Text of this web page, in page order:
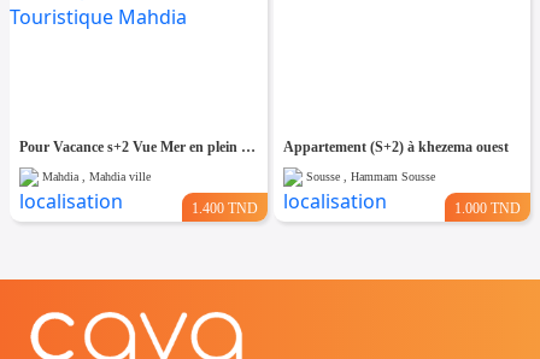
Pour Vacance s+2 Vue Mer en plein Zone Touristique Mahdia
Mahdia , Mahdia ville
1.400 TND
Appartement (S+2) à khezema ouest
Sousse , Hammam Sousse
1.000 TND